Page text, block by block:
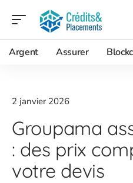
Argent Assurer
2 janvier 2026
Groupama
: des prix
votre devis